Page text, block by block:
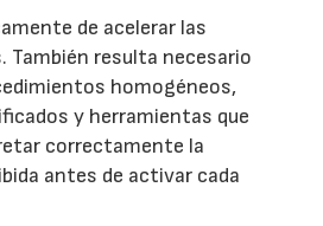
de acelerar las
También resulta necesario
homogéneos,
y herramientas que
correctamente la
antes de activar cada